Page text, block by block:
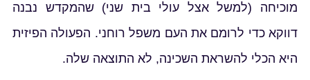
מוכיחה (למשל אצל עולי בית שני) שהמקדש נבנה
דווקא כדי לרומם את העם משפל רוחני. הפעולה הפיזית
היא הכלי להשראת השכינה, לא התוצאה שלה.